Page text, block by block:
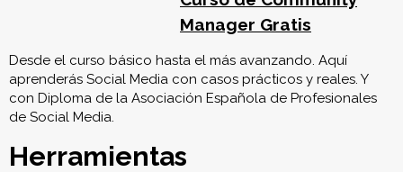
Manager Gratis
Desde el curso básico hasta el más avanzando. Aquí
aprenderás Social Media con casos prácticos y reales. Y
con Diploma de la Asociación Española de Profesionales
de Social Media.
Herramientas